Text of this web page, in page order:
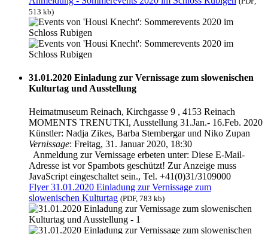
513 kb)
31.01.2020 Einladung zur Vernissage zum slowenischen
Kulturtag und Ausstellung
Heimatmuseum Reinach, Kirchgasse 9 , 4153 Reinach
MOMENTS TRENUTKI, Ausstellung 31.Jan.- 16.Feb. 2020
Künstler: Nadja Zikes, Barba Stembergar und Niko Zupan
Vernissage: Freitag, 31. Januar 2020, 18:30
Anmeldung zur Vernissage erbeten unter: Diese E-Mail-
Adresse ist vor Spambots geschützt! Zur Anzeige muss
JavaScript eingeschaltet sein., Tel. +41(0)31/3109000
Flyer 31.01.2020 Einladung zur Vernissage zum
slowenischen Kulturtag (PDF, 783 kb)